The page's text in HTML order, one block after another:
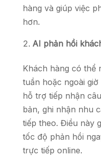
hàng và giúp việc
hơn.
AI phản hồi
Khách hàng có thể
tuần hoặc ngoài
hỗ trợ tiếp nhận
bản, ghi nhận nhu
tiếp theo. Điều này
tốc độ phản hồi
trực tiếp online.